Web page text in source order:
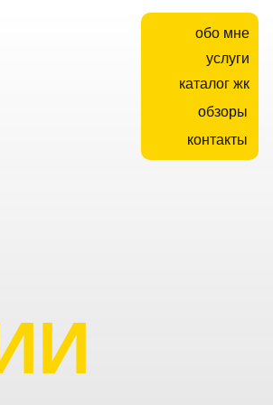
обо мне
услуги
каталог жк
контакты
обзоры